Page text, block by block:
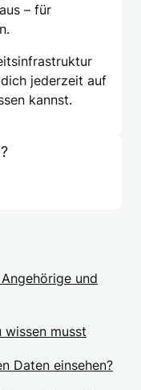
– für
jederzeit auf
kannst.
und
wissen musst
Daten einsehen?